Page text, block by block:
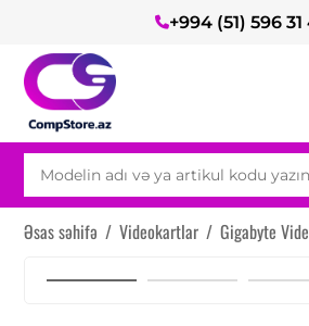
+994 (51) 596
Əsas səhifə / Videokartlar / Gigabyte